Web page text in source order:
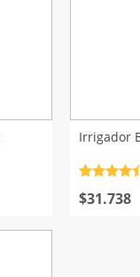
Irrigador
con 4.5de
5
$31.738